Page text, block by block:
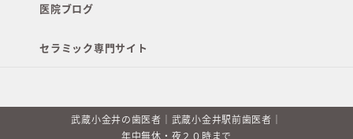
医院ブログ
セラミック専門サイト
武蔵小金井の歯医者｜武蔵小金井駅前歯医者｜
年中無休・夜２０時まで